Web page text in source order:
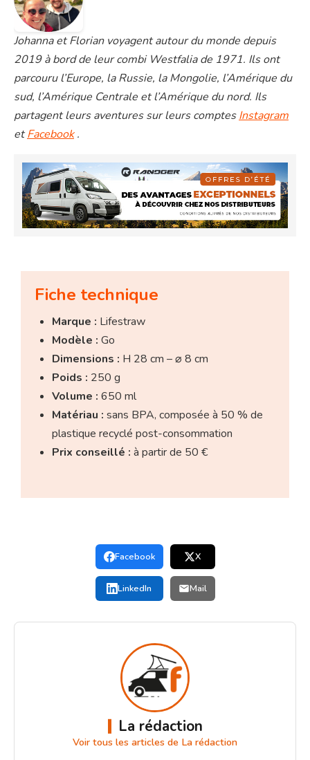
Johanna et Florian voyagent autour du monde depuis
2019 à bord de leur combi Westfalia de 1971. Ils ont
parcouru l’Europe, la Russie, la Mongolie, l’Amérique du
sud, l’Amérique Centrale et l’Amérique du nord. Ils
partagent leurs aventures sur leurs comptesInstagram
etFacebook .
Fiche technique
Marque : Lifestraw
Modèle : Go
Dimensions : H 28 cm – ⌀ 8 cm
Poids : 250 g
Volume : 650 ml
Matériau : sans BPA, composée à 50 % de
plastique recyclé post-consommation
Prix conseillé : à partir de 50 €
Facebook X
LinkedIn Mail
La rédaction
Voir tous les articles de La rédaction